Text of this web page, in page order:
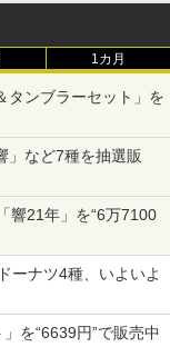
1カ月
タンブラーセット」を
」など7種を抽選販
響21年」を“6万7100
ーナツ4種、いよいよ
を“6639円”で販売中